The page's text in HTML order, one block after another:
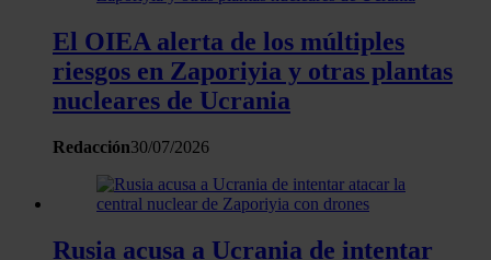
sociales, publicidad y análisis web, quienes pueden
con otra información que les haya proporcionado o que
recopilado a partir del uso que haya hecho de sus servicios.
El OIEA alerta de los múltiples
riesgos en Zaporiyia y otras plantas
nucleares de Ucrania
Redacción30/07/2026
Rusia acusa a Ucrania de intentar